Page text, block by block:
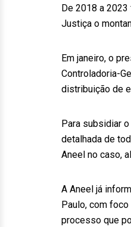
De 2018 a
Justiça o
Em janeiro, o
Controladoria-
distribuição de
Para subsidiar
detalhada de
Aneel no caso,
A Aneel já
Paulo, com
processo que